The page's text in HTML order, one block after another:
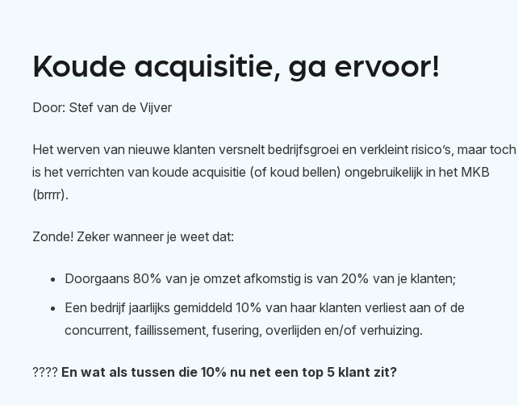
Koude acquisitie, ga ervoor!
Door: Stef van de Vijver
Het werven van nieuwe klanten versnelt bedrijfsgroei en verkleint risico’s, maar toch
is het verrichten van koude acquisitie (of koud bellen) ongebruikelijk in het MKB
(brrrr).
Zonde! Zeker wanneer je weet dat:
Doorgaans 80% van je omzet afkomstig is van 20% van je klanten;
Een bedrijf jaarlijks gemiddeld 10% van haar klanten verliest aan of de
concurrent, faillissement, fusering, overlijden en/of verhuizing.
???? En wat als tussen die 10% nu net een top 5 klant zit?